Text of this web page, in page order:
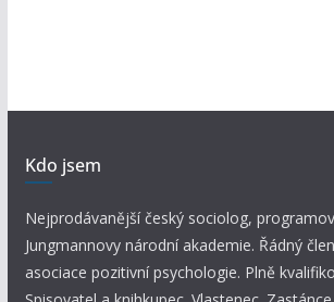
Kdo jsem
Nejprodávanější český sociolog,
Jungmannovy národní akademie. Řádný
asociace pozitivní psychologie. Plně